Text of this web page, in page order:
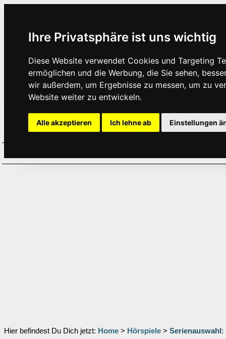
Ihre Privatsphäre ist uns wichtig
Diese Website verwendet Cookies und Targeting
ermöglichen und die Werbung, die Sie sehen,
wir außerdem, um Ergebnisse zu messen, um zu
Website weiter zu entwickeln.
Alle akzeptieren Ich lehne ab Einstellungen
Hier befindest Du Dich jetzt: Home > Hörspiele > Serienauswahl :